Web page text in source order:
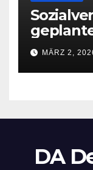
derMÄRZ 2,
DA